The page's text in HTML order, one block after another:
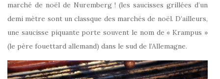
marché de noël de Nuremberg ! (les saucisses grillées d’un
demi mètre sont un classque des marchés de noël. D’ailleurs,
une saucisse piquante porte souvent le nom de « Krampus »
(le père fouettard allemand) dans le sud de l’Allemagne.